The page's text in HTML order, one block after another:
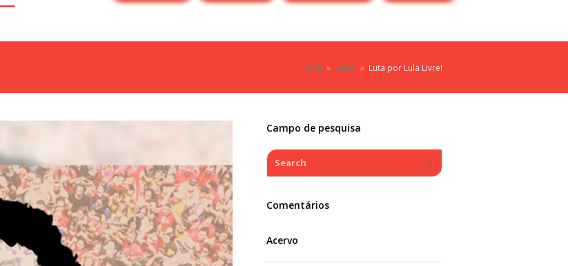
Home » Geral » Luta por Lula Livre!
Campo de pesquisa
Search
Comentários
Acervo